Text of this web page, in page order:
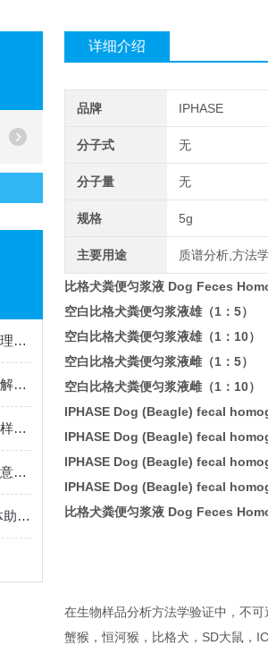
大鼠胃液在药物吸收与消化生理研究中的核心价值
《Cas9 Nuclease 核心蛋白：解码基因编辑与细胞治疗》
大鼠血浆的操作规程究竟是怎样的？
脾脏单个核细胞分离方法及注意事项
IPHASE BALB/c小鼠肝微粒体助力药物代谢研究
详细介绍
品牌 IPHASE
分子式 无
分子量 无
规格 5g
主要用途 质谱分析,方法
比格犬粪便匀浆液 Dog Feces
空白比格犬粪便匀浆液雄（1：5）
空白比格犬粪便匀浆液雄（1：10）
空白比格犬粪便匀浆液雌（1：5）
空白比格犬粪便匀浆液雌（1：10）
IPHASE Dog (Beagle) fecal
IPHASE Dog (Beagle) fecal
IPHASE Dog (Beagle) fecal
IPHASE Dog (Beagle) fecal
比格犬粪便匀浆液 Dog Feces
在生物样品分析方法学验证中，不
蟹猴，恒河猴，比格犬，SD大鼠，